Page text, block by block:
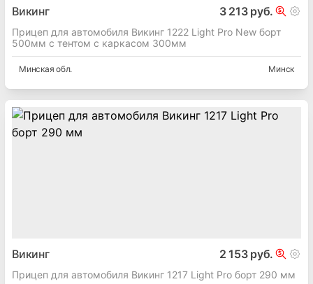
Викинг 3 213 руб.
Прицеп для автомобиля Викинг 1222 Light Pro New борт
500мм с тентом с каркасом 300мм
Минская обл. Минск
Викинг 2 153 руб.
Прицеп для автомобиля Викинг 1217 Light Pro борт 290 мм